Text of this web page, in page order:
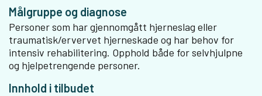
Målgruppe og diagnose
Personer som har gjennomgått hjerneslag eller
traumatisk/ervervet hjerneskade og har behov for
intensiv rehabilitering. Opphold både for selvhjulpne
og hjelpetrengende personer.
Innhold i tilbudet